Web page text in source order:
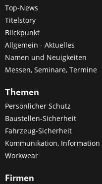
Top-News
Titelstory
Blickpunkt
Allgemein - Aktuelles
Namen und Neuigkeiten
Messen, Seminare, Termine
Themen
Persönlicher Schutz
Baustellen-Sicherheit
Fahrzeug-Sicherheit
Kommunikation, Information
Workwear
Firmen